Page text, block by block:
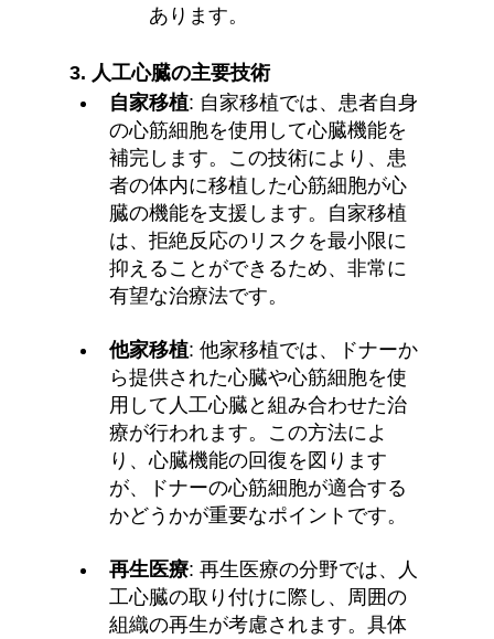
あります。
3. 人工心臓の主要技術
自家移植: 自家移植では、患者自身
の心筋細胞を使用して心臓機能を
補完します。この技術により、患
者の体内に移植した心筋細胞が心
臓の機能を支援します。自家移植
は、拒絶反応のリスクを最小限に
抑えることができるため、非常に
有望な治療法です。
他家移植: 他家移植では、ドナーか
ら提供された心臓や心筋細胞を使
用して人工心臓と組み合わせた治
療が行われます。この方法によ
り、心臓機能の回復を図ります
が、ドナーの心筋細胞が適合する
かどうかが重要なポイントです。
再生医療: 再生医療の分野では、人
工心臓の取り付けに際し、周囲の
組織の再生が考慮されます。具体